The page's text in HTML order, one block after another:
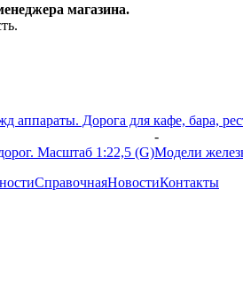
магазина.
аппараты. Дорога для кафе, бара,
Масштаб 1:22,5 (G)
-
Модели
СправочнаяНовостиКонтакты